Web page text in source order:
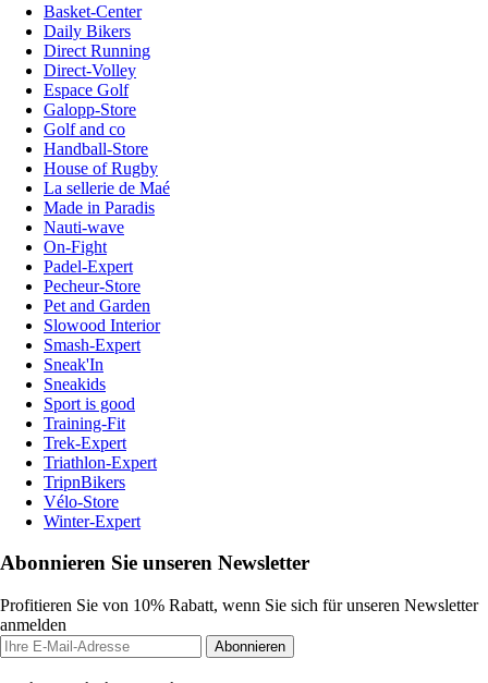
Basket-Center
Daily Bikers
Direct Running
Direct-Volley
Espace Golf
Galopp-Store
Golf and co
Handball-Store
House of Rugby
La sellerie de Maé
Made in Paradis
Nauti-wave
On-Fight
Padel-Expert
Pecheur-Store
Pet and Garden
Slowood Interior
Smash-Expert
Sneak'In
Sneakids
Sport is good
Training-Fit
Trek-Expert
Triathlon-Expert
TripnBikers
Vélo-Store
Winter-Expert
Abonnieren Sie unseren Newsletter
Profitieren Sie von 10% Rabatt, wenn Sie sich für unseren Newsletter
anmelden
Abonnieren